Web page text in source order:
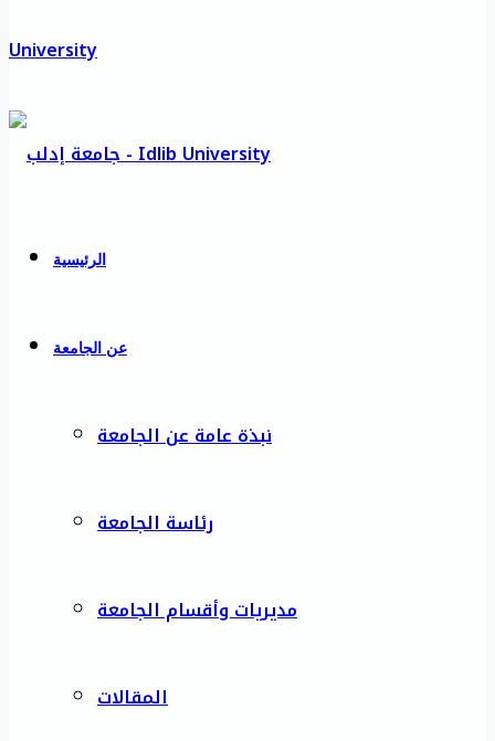
الرئيسية
عن الجامعة
نبذة عامة عن الجامعة
رئاسة الجامعة
مديريات وأقسام الجامعة
المقالات